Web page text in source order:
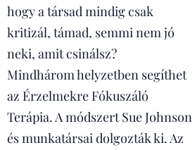
hogy a társad mindig csak
kritizál, támad, semmi nem jó
neki, amit csinálsz?
Mindhárom helyzetben segíthet
az Érzelmekre Fókuszáló
Terápia. A módszert Sue Johnson
és munkatársai dolgozták ki. Az